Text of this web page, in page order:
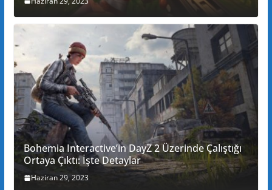
Bohemia Interactive’in DayZ 2 Üzerinde Çalıştığı
Ortaya Çıktı: İşte Detaylar
Haziran 29, 2023